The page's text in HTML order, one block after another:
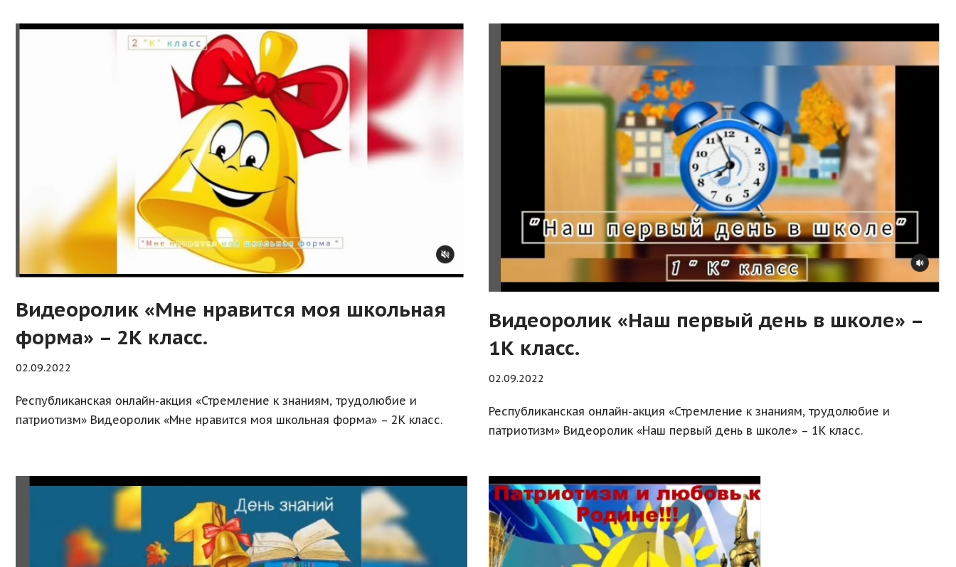
Видеоролик «Мне нравится моя школьная
форма» – 2К класс.
02.09.2022
Республиканская онлайн-акция «Стремление к знаниям, трудолюбие и
патриотизм» Видеоролик «Мне нравится моя школьная форма» – 2К класс.
Видеоролик «Наш первый день в школе» –
1К класс.
02.09.2022
Республиканская онлайн-акция «Стремление к знаниям, трудолюбие и
патриотизм» Видеоролик «Наш первый день в школе» – 1К класс.